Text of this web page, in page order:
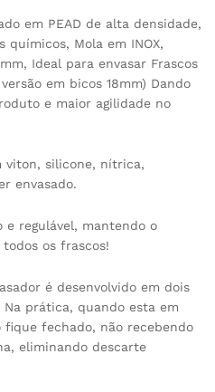
em PEAD de alta densidade,
Mola em INOX,
Ideal para envasar Frascos
em bicos 18mm) Dando
e maior agilidade no
viton, silicone, nítrica,
envasado.
e regulável, mantendo o
os frascos!
é desenvolvido em dois
Na prática, quando esta em
fique fechado, não recebendo
eliminando descarte